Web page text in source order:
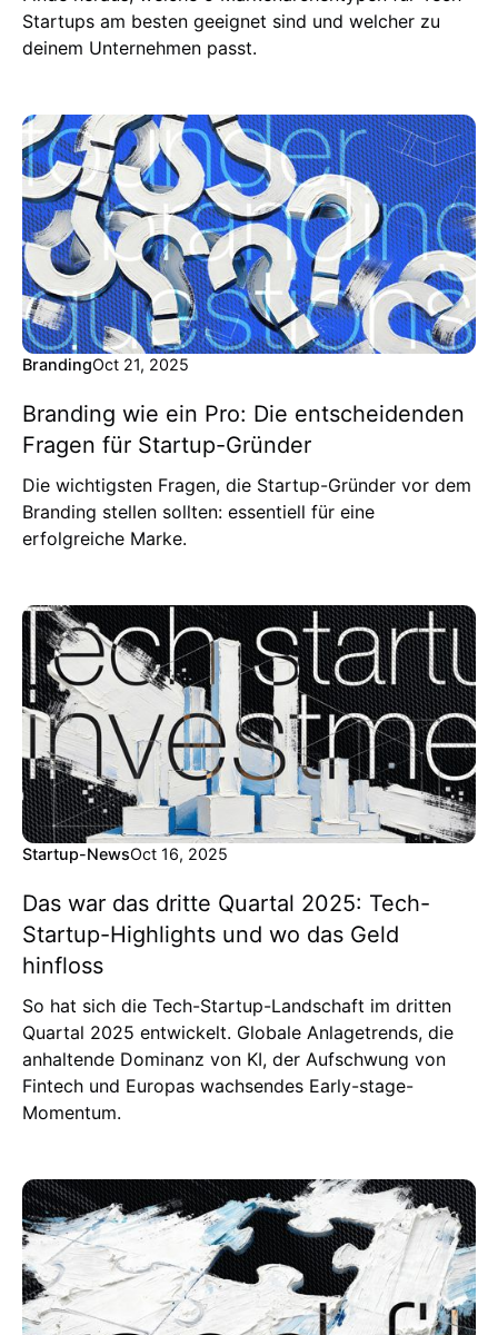
Startups am besten geeignet sind und welcher zu
deinem Unternehmen passt.
BrandingOct 21, 2025
Branding wie ein Pro: Die entscheidenden
Fragen für Startup-Gründer
Die wichtigsten Fragen, die Startup-Gründer vor dem
Branding stellen sollten: essentiell für eine
erfolgreiche Marke.
Startup-NewsOct 16, 2025
Das war das dritte Quartal 2025: Tech-
Startup-Highlights und wo das Geld
hinfloss
So hat sich die Tech-Startup-Landschaft im dritten
Quartal 2025 entwickelt. Globale Anlagetrends, die
anhaltende Dominanz von KI, der Aufschwung von
Fintech und Europas wachsendes Early-stage-
Momentum.